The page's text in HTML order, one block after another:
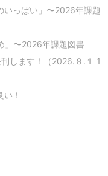
いっぱい」〜2026年課題
」〜2026年課題図書
します！（2026.８.１ 1
！